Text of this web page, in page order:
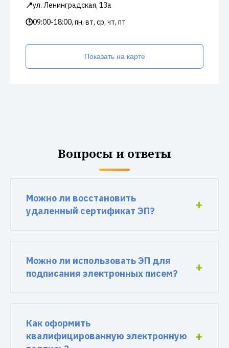
📍ул. Ленинградская, 13а
🕒09:00-18:00, пн, вт, ср, чт, пт
Показать на карте
Вопросы и ответы
Можно ли восстановить
удаленный сертификат ЭП?
Можно ли использовать ЭП для
подписания электронных писем?
Как оформить
квалифицированную электронную